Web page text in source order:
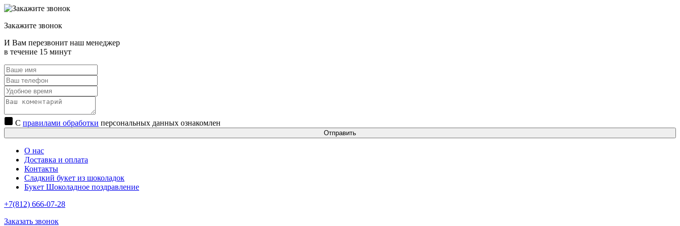
Закажите звонок
И Вам перезвонит наш менеджер
в течение 15 минут
С правилами обработки персональных данных ознакомлен
Отправить
О нас
Доставка и оплата
Контакты
Сладкий букет из шоколадок
Букет Шоколадное поздравление
+7(812) 666-07-28
Заказать звонок